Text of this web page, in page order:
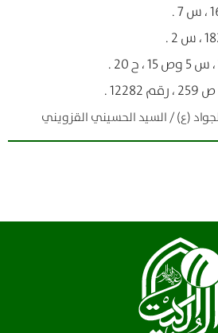
(ع) / السيد الحسيني القزويني